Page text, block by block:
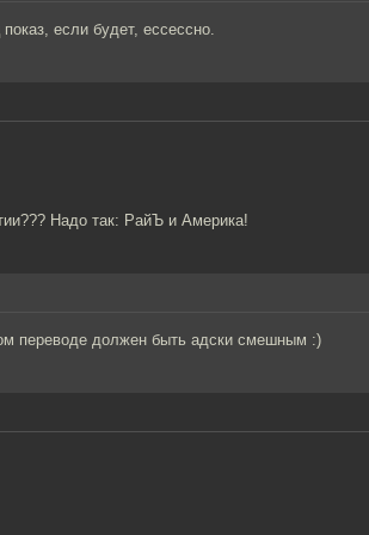
если будет, ессессно.
Надо так: РайЪ и Америка!
переводе должен быть адски смешным :)